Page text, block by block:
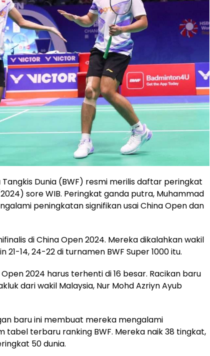
Tangkis Dunia (BWF) resmi merilis daftar peringkat
sore WIB. Peringkat ganda putra, Muhammad
peningkatan signifikan usai China Open dan
di China Open 2024. Mereka dikalahkan wakil
21-14, 24-22 di turnamen BWF Super 1000 itu.
2024 harus terhenti di 16 besar. Racikan baru
dari wakil Malaysia, Nur Mohd Azriyn Ayub
baru ini membuat mereka mengalami
tabel terbaru ranking BWF. Mereka naik 38 tingkat,
50 dunia.